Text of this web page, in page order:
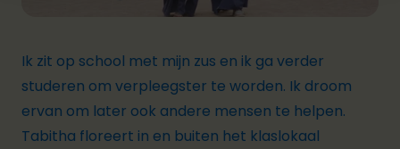
Ik zit op school met mijn zus en ik ga verder
studeren om verpleegster te worden. Ik droom
ervan om later ook andere mensen te helpen.
Tabitha floreert in en buiten het klaslokaal